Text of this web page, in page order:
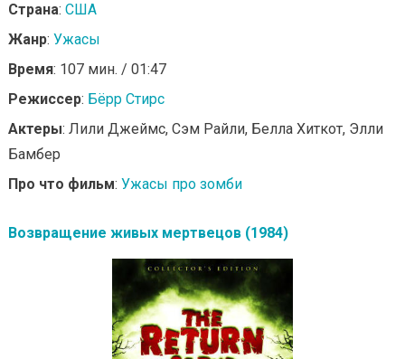
Страна: США
Жанр: Ужасы
Время: 107 мин. / 01:47
Режиссер: Бёрр Стирс
Актеры: Лили Джеймс, Сэм Райли, Белла Хиткот, Элли
Бамбер
Про что фильм: Ужасы про зомби
Возвращение живых мертвецов (1984)